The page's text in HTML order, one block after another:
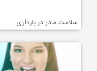
سلامت مادر در بارداری